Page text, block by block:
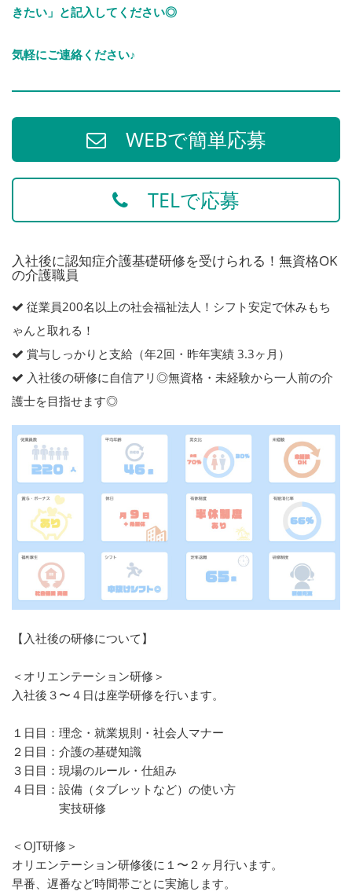
きたい」と記入してください◎
気軽にご連絡ください♪
WEBで簡単応募
TELで応募
入社後に認知症介護基礎研修を受けられる！無資格OK
の介護職員
従業員200名以上の社会福祉法人！シフト安定で休みもち
ゃんと取れる！
賞与しっかりと支給（年2回・昨年実績 3.3ヶ月）
入社後の研修に自信アリ◎無資格・未経験から一人前の介
護士を目指せます◎
【入社後の研修について】
＜オリエンテーション研修＞
入社後３〜４日は座学研修を行います。
１日目：理念・就業規則・社会人マナー
２日目：介護の基礎知識
３日目：現場のルール・仕組み
４日目：設備（タブレットなど）の使い方
実技研修
＜OJT研修＞
オリエンテーション研修後に１〜２ヶ月行います。
早番、遅番など時間帯ごとに実施します。